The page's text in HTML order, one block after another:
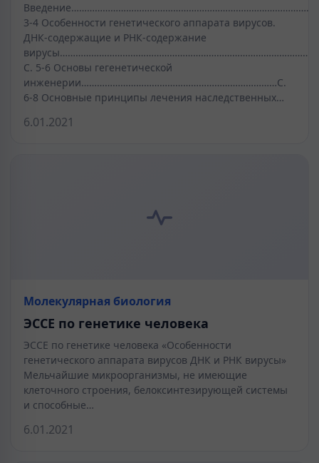
3-4 Особенности генетического аппарата вирусов.
ДНК-содержащие и РНК-содержание
С. 5-6 Основы гегенетической
инженерии…………………………………………………………………С.
6-8 Основные принципы лечения наследственных…
6.01.2021
Молекулярная биология
ЭССЕ по генетике человека
ЭССЕ по генетике человека «Особенности
генетического аппарата вирусов ДНК и РНК вирусы»
Мельчайшие микроорганизмы, не имеющие
клеточного строения, белоксинтезирующей системы
и способные…
6.01.2021